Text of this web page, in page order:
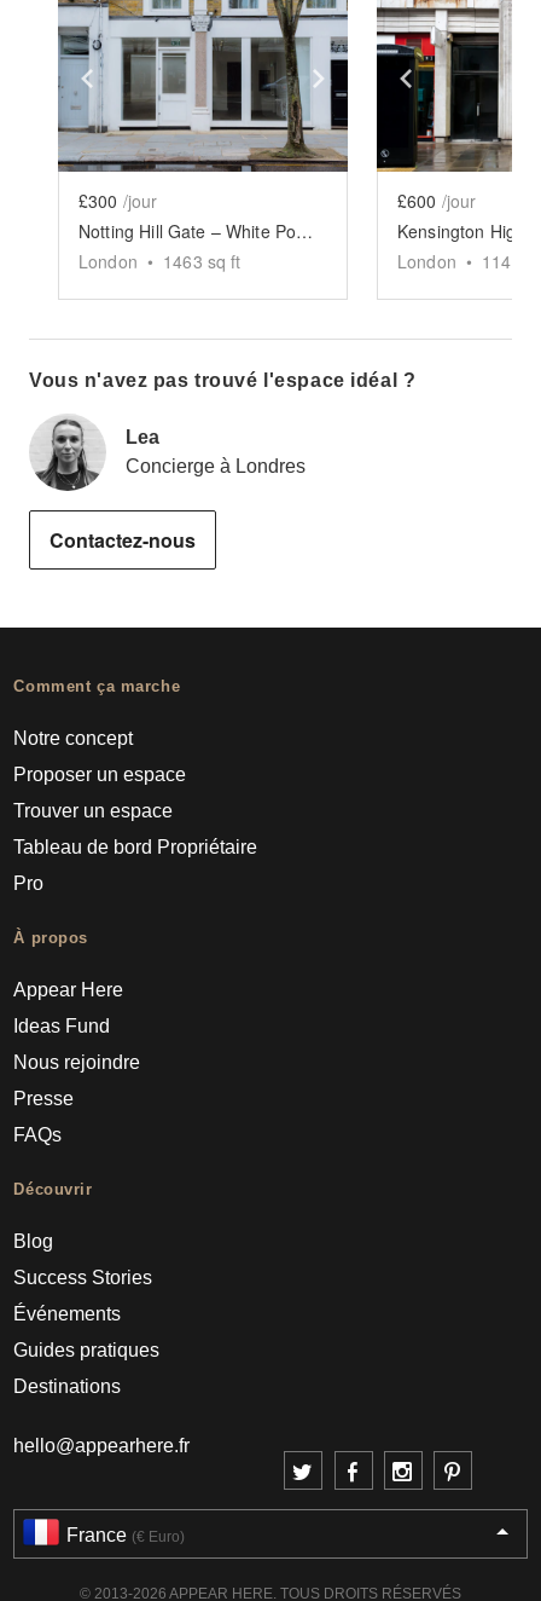
Show previous slide Show next slide
£300 /jour
Notting Hill Gate – White Pop-Up Store
London • 1463 sq ft
Show
£600 /jour
London • 1143
Vous n'avez pas trouvé l'espace idéal ?
Lea
Concierge à Londres
Contactez-nous
Comment ça marche
Notre concept
Proposer un espace
Trouver un espace
Tableau de bord Propriétaire
Pro
À propos
Appear Here
Ideas Fund
Nous rejoindre
Presse
FAQs
Découvrir
Blog
Success Stories
Événements
Guides pratiques
Destinations
hello@appearhere.fr
France (€ Euro)
© 2013-2026 APPEAR HERE. TOUS DROITS RÉSERVÉS